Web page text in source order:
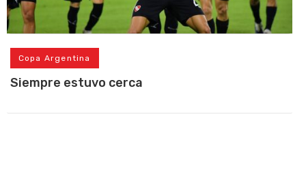
Copa Argentina
Siempre estuvo cerca